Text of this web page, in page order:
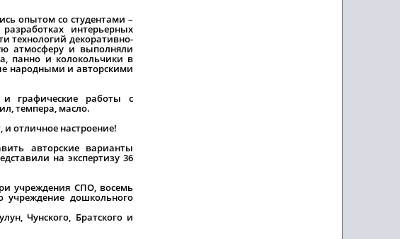
опытом со студентами –
интерьерных
технологий декоративно-
атмосферу и выполняли
панно и колокольчики в
народными и авторскими
и графические работы с
темпера, масло.
отличное настроение!
авторские варианты
на экспертизу 36
учреждения СПО, восемь
учреждение дошкольного
Чунского, Братского и